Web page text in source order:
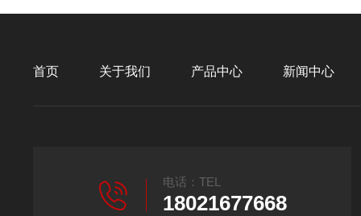
首页 关于我们 产品中心 新闻中心
电话：TEL
18021677668